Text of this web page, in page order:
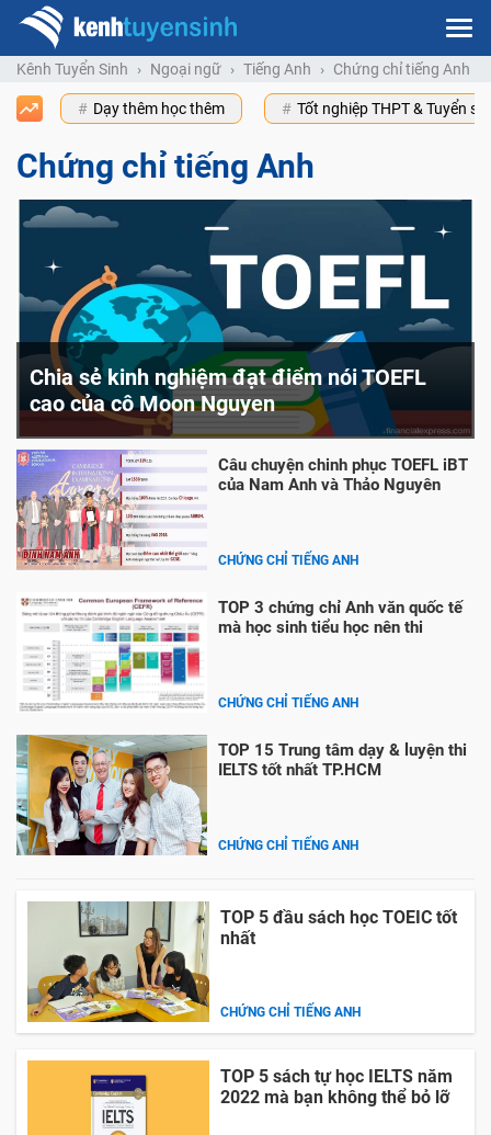
Kênh Tuyển Sinh Ngoại ngữ Tiếng Anh Chứng chỉ tiếng Anh
Dạy thêm học thêm Tốt nghiệp THPT & Tuyển
Chứng chỉ tiếng Anh
Chia sẻ kinh nghiệm đạt điểm nói TOEFL
cao của cô Moon Nguyen
Câu chuyện chinh phục TOEFL iBT
của Nam Anh và Thảo Nguyên
CHỨNG CHỈ TIẾNG ANH
TOP 3 chứng chỉ Anh văn quốc tế
mà học sinh tiểu học nên thi
CHỨNG CHỈ TIẾNG ANH
TOP 15 Trung tâm dạy & luyện thi
IELTS tốt nhất TP.HCM
CHỨNG CHỈ TIẾNG ANH
TOP 5 đầu sách học TOEIC tốt
nhất
CHỨNG CHỈ TIẾNG ANH
TOP 5 sách tự học IELTS năm
2022 mà bạn không thể bỏ lỡ